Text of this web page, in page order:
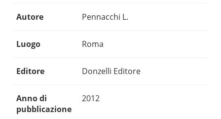
Autore Pennacchi L.
Luogo Roma
Editore Donzelli Editore
Anno di
pubblicazione
2012